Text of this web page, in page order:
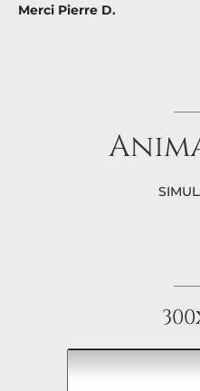
Merci Pierre D.